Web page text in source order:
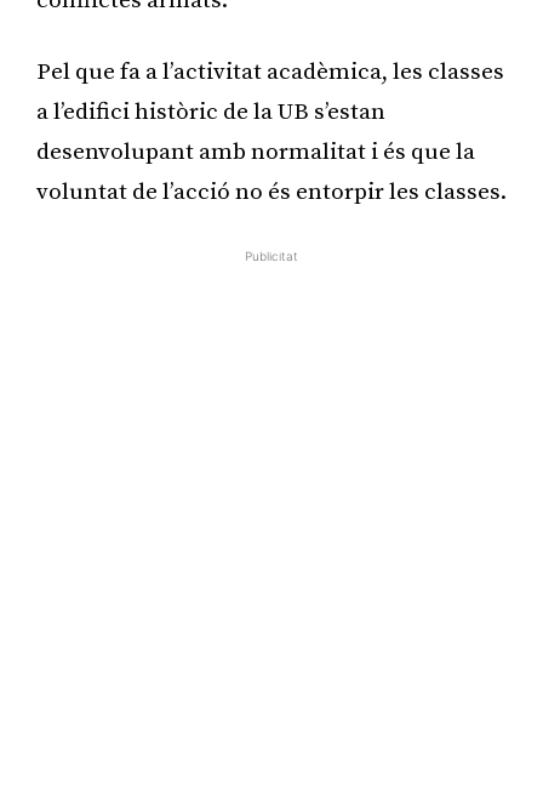
Pel que fa a l’activitat acadèmica, les classes
a l’edifici històric de la UB s’estan
desenvolupant amb normalitat i és que la
voluntat de l’acció no és entorpir les classes.
Publicitat